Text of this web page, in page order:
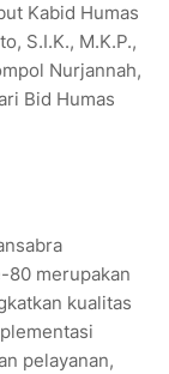
Kabid Humas
S.I.K., M.K.P.,
Nurjannah,
Bid Humas
80 merupakan
kualitas
pelayanan,